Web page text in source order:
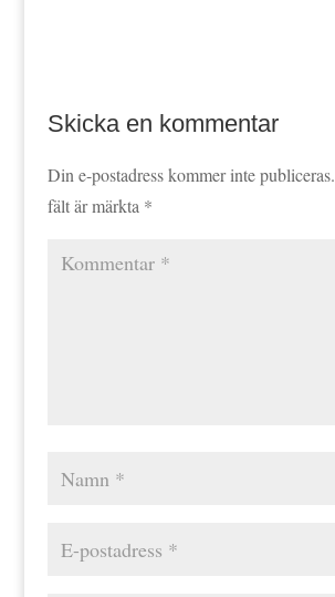
Skicka en kommentar
Din e-postadress kommer inte publiceras.
fält är märkta *